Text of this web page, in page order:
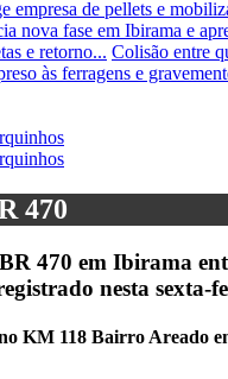
empresa de pellets e
nova fase em Ibirama e
e retorno... Colisão entre
às ferragens e
470
470 em Ibirama
nesta sexta-
KM 118 Bairro Areado